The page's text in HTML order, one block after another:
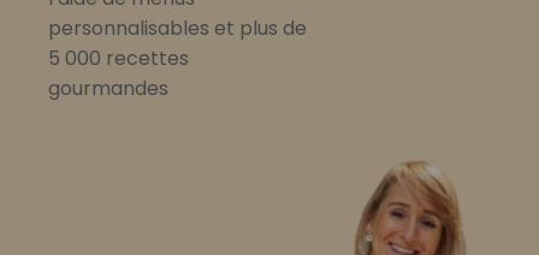
personnalisables et plus de
5 000 recettes
gourmandes